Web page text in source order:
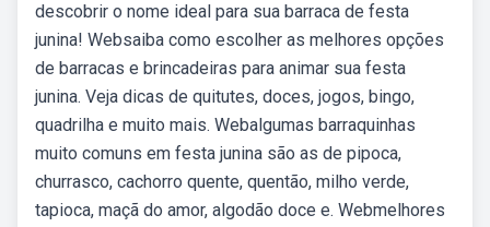
descobrir o nome ideal para sua barraca de festa
junina! Websaiba como escolher as melhores opções
de barracas e brincadeiras para animar sua festa
junina. Veja dicas de quitutes, doces, jogos, bingo,
quadrilha e muito mais. Webalgumas barraquinhas
muito comuns em festa junina são as de pipoca,
churrasco, cachorro quente, quentão, milho verde,
tapioca, maçã do amor, algodão doce e. Webmelhores